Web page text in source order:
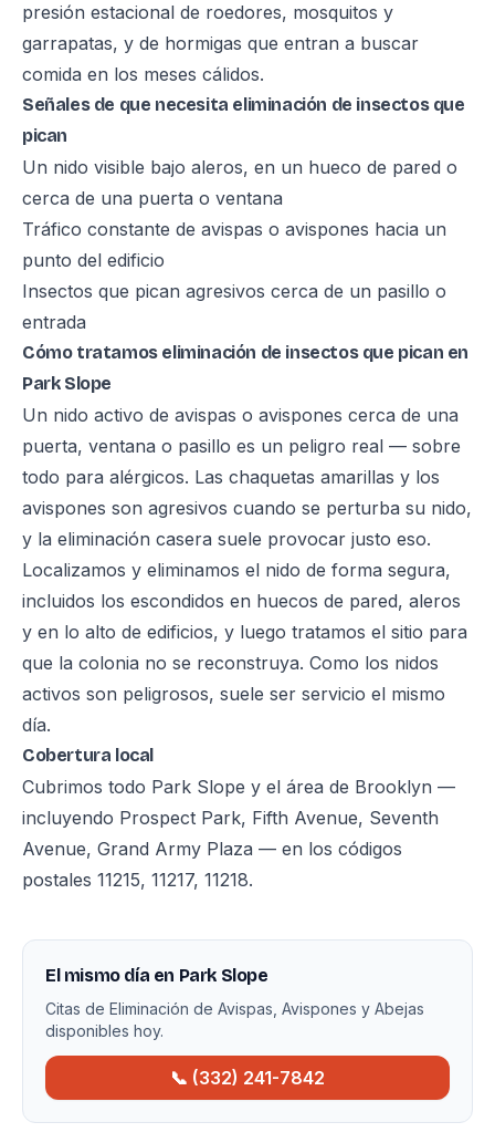
presión estacional de roedores, mosquitos y
garrapatas, y de hormigas que entran a buscar
comida en los meses cálidos.
Señales de que necesita eliminación de insectos que
pican
Un nido visible bajo aleros, en un hueco de pared o
cerca de una puerta o ventana
Tráfico constante de avispas o avispones hacia un
punto del edificio
Insectos que pican agresivos cerca de un pasillo o
entrada
Cómo tratamos eliminación de insectos que pican en
Park Slope
Un nido activo de avispas o avispones cerca de una
puerta, ventana o pasillo es un peligro real — sobre
todo para alérgicos. Las chaquetas amarillas y los
avispones son agresivos cuando se perturba su nido,
y la eliminación casera suele provocar justo eso.
Localizamos y eliminamos el nido de forma segura,
incluidos los escondidos en huecos de pared, aleros
y en lo alto de edificios, y luego tratamos el sitio para
que la colonia no se reconstruya. Como los nidos
activos son peligrosos, suele ser servicio el mismo
día.
Cobertura local
Cubrimos todo Park Slope y el área de Brooklyn —
incluyendo Prospect Park, Fifth Avenue, Seventh
Avenue, Grand Army Plaza — en los códigos
postales 11215, 11217, 11218.
El mismo día en Park Slope
Citas de Eliminación de Avispas, Avispones y Abejas
disponibles hoy.
📞 (332) 241-7842